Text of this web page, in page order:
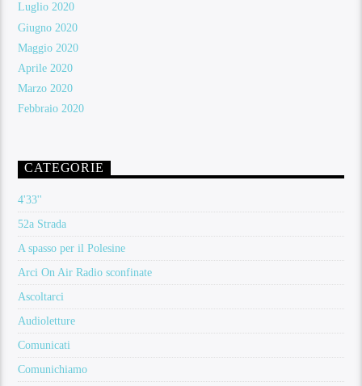
Luglio 2020
Giugno 2020
Maggio 2020
Aprile 2020
Marzo 2020
Febbraio 2020
CATEGORIE
4'33''
52a Strada
A spasso per il Polesine
Arci On Air Radio sconfinate
Ascoltarci
Audioletture
Comunicati
Comunichiamo